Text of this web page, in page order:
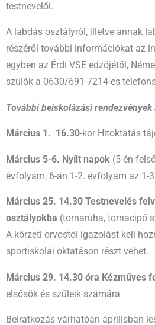
testnevelői.
A labdás osztályról, illetve annak
részéről további információkat az
egyben az Érdi VSE edzőjétől,
szülők a 0630/691-7214-es
További beiskolázási
Március 1. 16.30-kor Hitoktatás
Március 5-6. Nyílt napok (5-én
évfolyam, 6-án 1-2. évfolyam az 1-
Március 25. 14.30 Testnevelés
osztályokba (tornaruha, tornacipő
A körzeti orvostól igazolást kell
sportiskolai oktatáson részt vehet.
Március 29. 14.30 óra Kézműves
elsősök és szüleik számára
Beiratkozás várhatóan áprilisban